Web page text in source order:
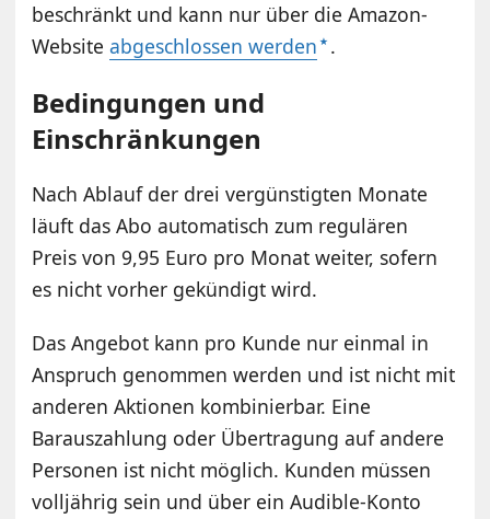
beschränkt und kann nur über die Amazon-
Websiteabgeschlossen werden .
Bedingungen und
Einschränkungen
Nach Ablauf der drei vergünstigten Monate
läuft das Abo automatisch zum regulären
Preis von 9,95 Euro pro Monat weiter, sofern
es nicht vorher gekündigt wird.
Das Angebot kann pro Kunde nur einmal in
Anspruch genommen werden und ist nicht mit
anderen Aktionen kombinierbar. Eine
Barauszahlung oder Übertragung auf andere
Personen ist nicht möglich. Kunden müssen
volljährig sein und über ein Audible-Konto